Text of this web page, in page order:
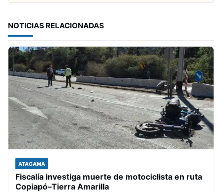
NOTICIAS RELACIONADAS
ATACAMA
Fiscalía investiga muerte de motociclista en ruta
Copiapó–Tierra Amarilla